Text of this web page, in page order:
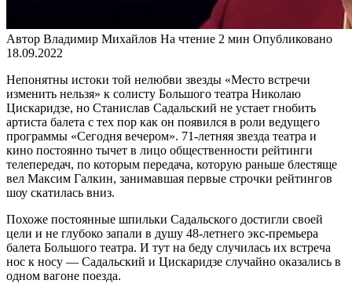
Автор Владимир Михайлов На чтение 2 мин Опубликовано
18.09.2022
Непонятны истоки той нелюбви звезды «Место встречи
изменить нельзя» к солисту Большого театра Николаю
Цискаридзе, но Станислав Садальский не устает гнобить
артиста балета с тех пор как он появился в роли ведущего
программы «Сегодня вечером». 71-летняя звезда театра и
кино постоянно тычет в лицо общественности рейтинги
телепередач, по которым передача, которую раньше блестяще
вел Максим Галкин, занимавшая первые строчки рейтингов
шоу скатилась вниз.
Похоже постоянные шпильки Садальского достигли своей
цели и не глубоко запали в душу 48-летнего экс-премьера
балета Большого театра. И тут на беду случилась их встреча
нос к носу — Садальский и Цискаридзе случайно оказались в
одном вагоне поезда.